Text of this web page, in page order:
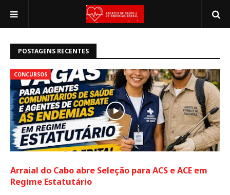
POSTAGENS RECENTES
CONCURSOS
Arraial do Cabo abre Seleção para ACS e ACE em
Regime Estatutário